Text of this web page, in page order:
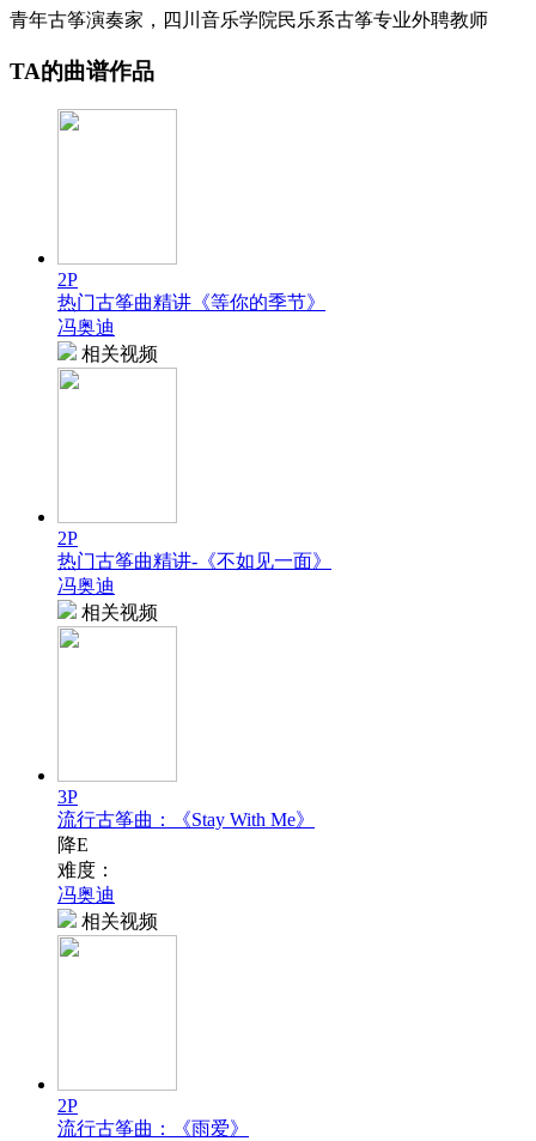
青年古筝演奏家，四川音乐学院民乐系古筝专业外聘教师
TA的曲谱作品
2P
热门古筝曲精讲《等你的季节》
冯奥迪
相关视频
2P
热门古筝曲精讲-《不如见一面》
冯奥迪
相关视频
3P
流行古筝曲：《Stay With Me》
降E
难度：
冯奥迪
相关视频
2P
流行古筝曲：《雨爱》